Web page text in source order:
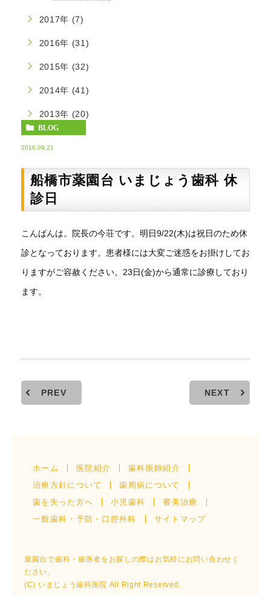
BLOG
2016.09.21
船橋市薬園台 いまじょう歯科 休
診日
こんばんは。院長の今荘です。明日9/22(木)は祝日のため休
診となっております。患者様には大変ご迷惑をお掛けしてお
りますがご容赦ください。23日(金)から通常に診療しており
ます。
PREV NEXT
2017年 (7)
2016年 (31)
2015年 (32)
2014年 (41)
2013年 (20)
ホーム 医院紹介
歯科医師紹介
治療方針について
歯周病について
歯を失った方へ
小児歯科
審美治療
一般歯科・予防・口腔外科
サイトマップ
薬園台で歯科・歯医者をお探しの際はお気軽にお問い合わせく
ださい。
(C) いまじょう歯科医院 All Right Reserved.